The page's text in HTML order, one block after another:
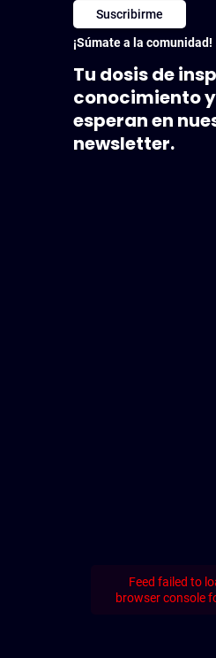
Suscribirme
¡Súmate a la comunidad!
Tu dosis de
conocimiento
esperan en
newsletter.
Feed failed to
browser console